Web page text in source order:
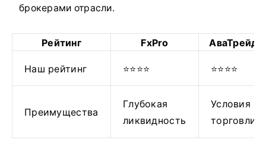
брокерами отрасли.
Рейтинг FxPro АваТрейд
Наш рейтинг ⭐⭐⭐⭐ ⭐⭐⭐⭐
Преимущества
Глубокая
ликвидность
Условия
торговли